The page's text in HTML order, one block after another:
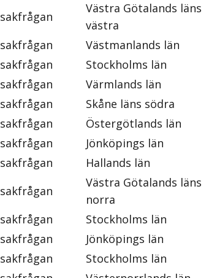
sakfrågan
Västra Götalands läns
västra
sakfrågan
Västmanlands län
sakfrågan
Stockholms län
sakfrågan
Värmlands län
sakfrågan
Skåne läns södra
sakfrågan
Östergötlands län
sakfrågan
Jönköpings län
sakfrågan
Hallands län
sakfrågan
Västra Götalands läns
norra
sakfrågan
Stockholms län
sakfrågan
Jönköpings län
sakfrågan
Stockholms län